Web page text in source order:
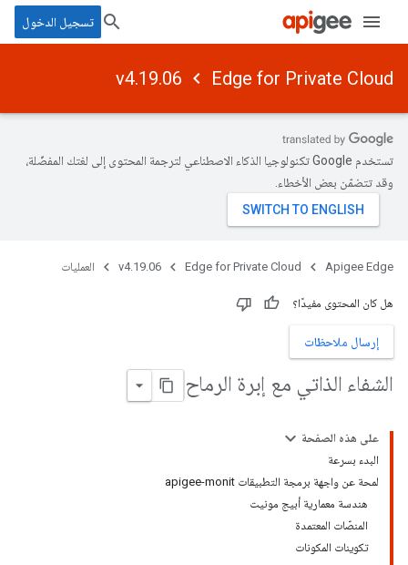
تسجيل الدخول
Edge for Private Cloud
v4.19.06
تستخدم Google تكنولوجيا الذكاء الاصطناعي لترجمة المحتوى إلى لغتك المفضّلة،
وقد تتضمّن بعض الأخطاء.
Apigee Edge
Edge for Private Cloud
v4.19.06 العمليات
هل كان المحتوى مفيدًا؟
إرسال ملاحظات
الشفاء الذاتي مع إبرة الرماح
على هذه الصفحة
البدء بسرعة
لمحة عن واجهة برمجة التطبيقات apigee-monit
هندسة معمارية أبيج مونيت
المنصّات المعتمدة
تكوينات المكونات